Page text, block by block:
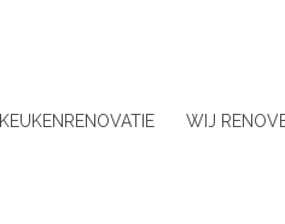
KEUKENRENOVATIE WIJ